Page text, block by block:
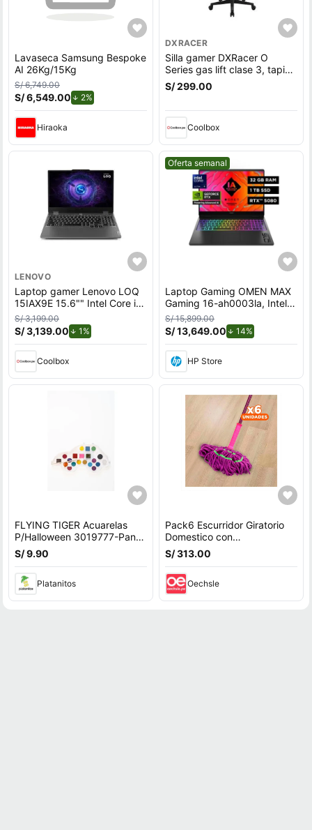
Lavaseca Samsung Bespoke
AI 26Kg/15Kg
S/ 6,749.00
S/ 6,549.00 2%
Hiraoka
DXRACER
Silla gamer DXRacer O
Series gas lift clase 3, tapiz
cuero pu, máx. 100 kg,
inclinación 90 - 135°, negro
S/ 299.00
Coolbox
LENOVO
Laptop gamer Lenovo LOQ
15IAX9E 15.6"" Intel Core i5,
512GB SSD, 8GB RAM,
Windows 11 Home, gris
S/ 3,199.00
S/ 3,139.00 1%
Coolbox
Mejor precio.
Oferta semanal
Laptop Gaming OMEN MAX
Gaming 16-ah0003la, Intel
Core Ultra 9, 32 GB NVIDIA®
GeForce RTX™ 5080 GPU
(16 GB GDDR7 dedicada), 1
Windows 11 Home
S/ 15,899.00
S/ 13,649.00 14%de descuento.
HP Store
FLYING TIGER Acuarelas
P/Halloween 3019777-Pant-
A
S/ 9.90
Platanitos
Pack6 Escurridor Giratorio
Domestico con
Autoexprimidor Y+Regalo
Sticker
S/ 313.00
Oechsle